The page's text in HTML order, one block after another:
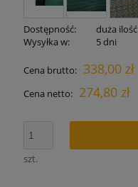
Dostępność:
duża ilość
Wysyłka w:
5 dni
Cena brutto: 338,00 zł
Cena netto: 274,80 zł
szt.